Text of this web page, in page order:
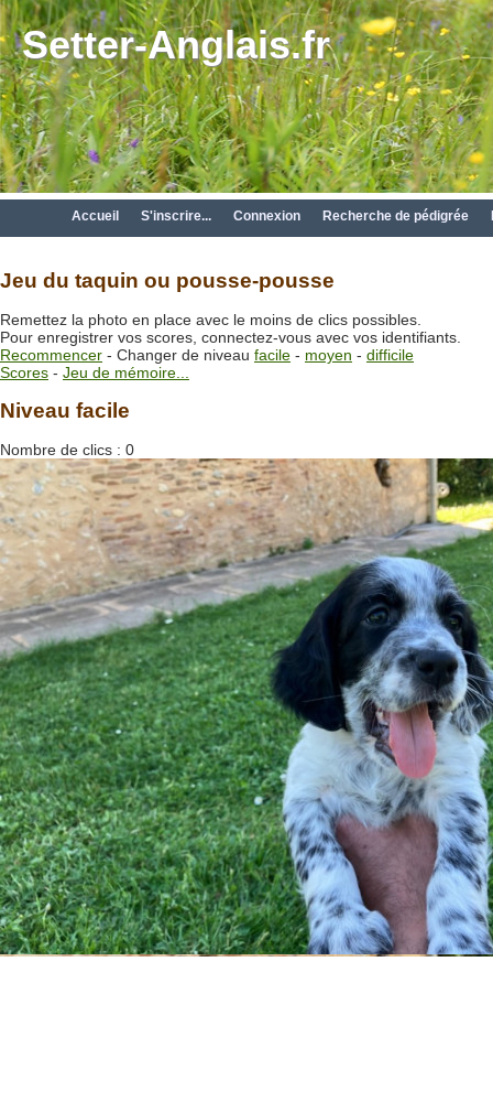
Setter-Anglais.fr
Accueil S'inscrire... Connexion Recherche de pédigrée
Jeu du taquin ou pousse-pousse
Remettez la photo en place avec le moins de clics possibles.
Pour enregistrer vos scores, connectez-vous avec vos identifiants.
Recommencer - Changer de niveau facile - moyen - difficile
Scores - Jeu de mémoire...
Niveau facile
Nombre de clics : 0